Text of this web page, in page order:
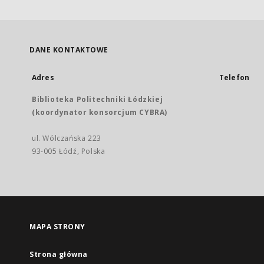
DANE KONTAKTOWE
Adres
Biblioteka Politechniki Łódzkiej
(koordynator konsorcjum CYBRA)
ul. Wólczańska 223
93-005 Łódź, Polska
Telefon
MAPA STRONY
Strona główna